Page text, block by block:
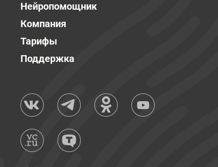
Нейропомощник
Компания
Тарифы
Поддержка